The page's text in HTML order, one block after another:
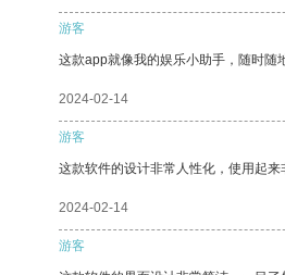
游客
这款app就像我的娱乐小助手，随时随
2024-02-14
游客
这款软件的设计非常人性化，使用起来
2024-02-14
游客